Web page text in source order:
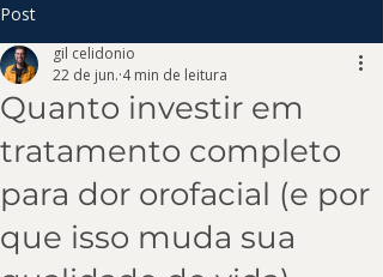
Post
Quanto investir em
tratamento completo
para dor orofacial (e por
que isso muda sua
gil celidonio
22 de jun. 4 min de leitura